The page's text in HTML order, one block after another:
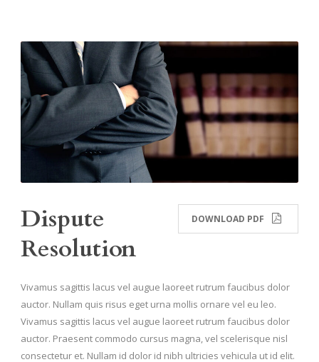
DOWNLOAD PDF
Dispute
Resolution
Vivamus sagittis lacus vel augue laoreet rutrum faucibus dolor
auctor. Nullam quis risus eget urna mollis ornare vel eu leo.
Vivamus sagittis lacus vel augue laoreet rutrum faucibus dolor
auctor. Praesent commodo cursus magna, vel scelerisque nisl
consectetur et. Nullam id dolor id nibh ultricies vehicula ut id elit.